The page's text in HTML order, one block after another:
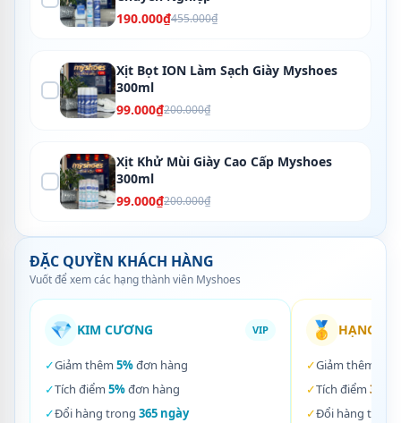
190.000₫455.000₫
Xịt Bọt ION Làm Sạch Giày Myshoes
300ml
99.000₫200.000₫
Xịt Khử Mùi Giày Cao Cấp Myshoes
300ml
99.000₫200.000₫
ĐẶC QUYỀN KHÁCH HÀNG
Vuốt để xem các hạng thành viên Myshoes
💎 KIM CƯƠNG VIP
✓Giảm thêm 5%đơn hàng
✓Tích điểm 5%đơn hàng
✓Đổi hàng trong 365 ngày
🥇 HẠNG
✓Giảm thêm
✓Tích điểm 3%
✓Đổi hàng trong